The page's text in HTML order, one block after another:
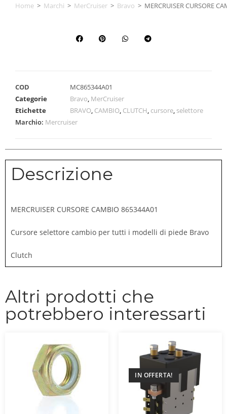
Home > Marchi > MerCruiser > Bravo > MERCRUISER CURSORE
COD
MC865344A01
Categorie
Bravo, MerCruiser
Etichette
BRAVO, CAMBIO, CLUTCH, cursore, selettore
Marchio: Mercruiser
Descrizione
MERCRUISER CURSORE CAMBIO 865344A01
Cursore selettore cambio per tutti i modelli di piede Bravo
Clutch
Altri prodotti che
potrebbero interessarti
IN OFFERTA!